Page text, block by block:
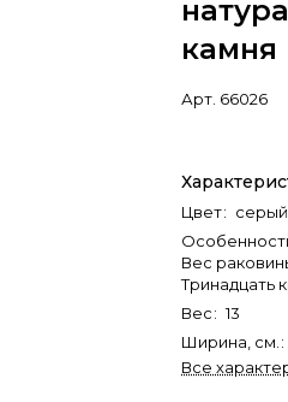
камня
Арт. 66026
Цвет: серый
Вес
Тринадцать
Вес: 13
Ширина, см. :
Все